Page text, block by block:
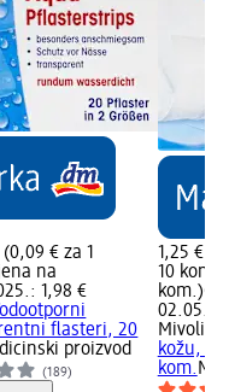
€ za 1
na
1,98 €
flasteri, 20
proizvod
(189)
1,25 €
10 kom.
kom.)
Mivolis
kožu, 10
kom.